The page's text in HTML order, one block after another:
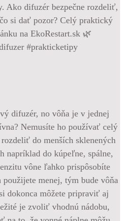
difuzér, no vôňa je v jednej
Nemusíte ho používať celý
rozdeliť do menších sklenených
napríklad do kúpeľne, spálne,
vône ľahko prispôsobíte
menej, tým bude vôňa
dokonca môžete pripraviť aj
je zvoliť vhodnú nádobu,